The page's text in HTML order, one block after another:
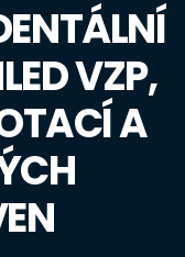
VZP,
A